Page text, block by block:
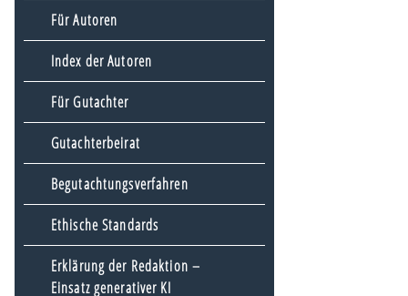
Für Autoren
Index der Autoren
Für Gutachter
Gutachterbeirat
Begutachtungsverfahren
Ethische Standards
Erklärung der Redaktion –
Einsatz generativer KI